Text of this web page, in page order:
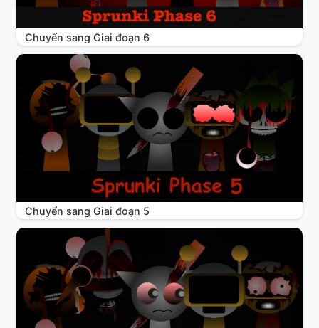
Chuyển sang Giai đoạn 6
Chuyển sang Giai đoạn 5